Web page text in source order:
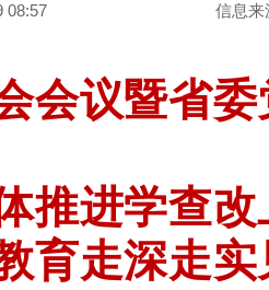
08:57 信息来
会议暨省
推进学查
育走深走